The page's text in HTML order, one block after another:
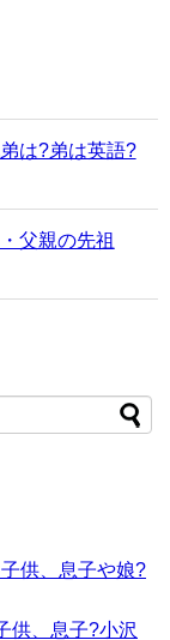
は?弟は英語?
父親の先祖
供、息子や娘?
供、息子?小沢